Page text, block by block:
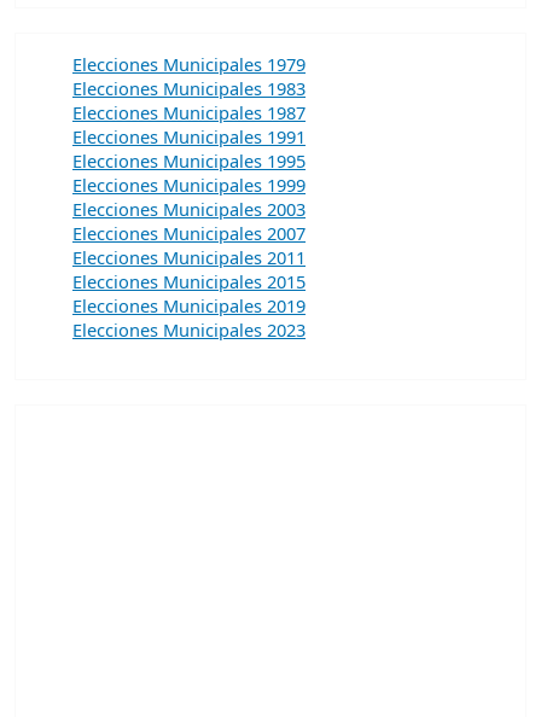
Elecciones Municipales 1979
Elecciones Municipales 1983
Elecciones Municipales 1987
Elecciones Municipales 1991
Elecciones Municipales 1995
Elecciones Municipales 1999
Elecciones Municipales 2003
Elecciones Municipales 2007
Elecciones Municipales 2011
Elecciones Municipales 2015
Elecciones Municipales 2019
Elecciones Municipales 2023